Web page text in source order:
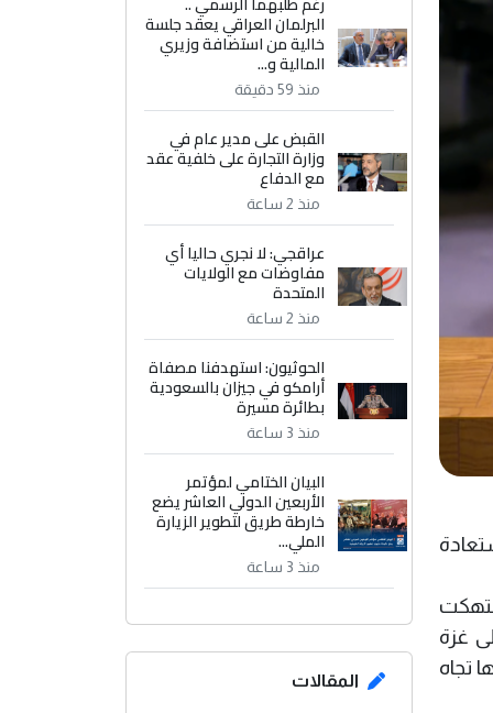
على غزة
تجاه
البرلمان العراقي يعقد جلسة
خالية من استضافة وزيري
المالية و...
منذ 59 دقيقة
القبض على مدير عام في
وزارة التجارة على خلفية عقد
مع الدفاع
منذ 2 ساعة
عراقجي: لا نجري حاليا أي
مفاوضات مع الولايات
المتحدة
منذ 2 ساعة
الحوثيون: استهدفنا مصفاة
أرامكو في جيزان بالسعودية
بطائرة مسيرة
منذ 3 ساعة
البيان الختامي لمؤتمر
الأربعين الدولي العاشر يضع
خارطة طريق لتطوير الزيارة
الملي...
منذ 3 ساعة
المقالات